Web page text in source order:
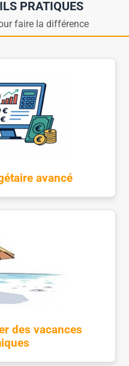
PRATIQUES
faire la différence
avancé
des vacances